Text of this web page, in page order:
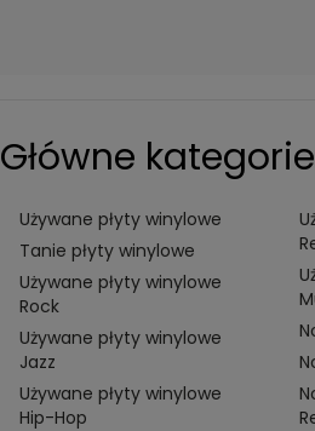
Główne kategorie
Używane płyty winylowe
Tanie płyty winylowe
Używane płyty winylowe
Rock
Używane płyty winylowe
Jazz
Używane płyty winylowe
Hip-Hop